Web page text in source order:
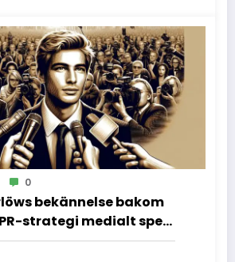
0
bekännelse bakom
strategi medialt spel
fick se